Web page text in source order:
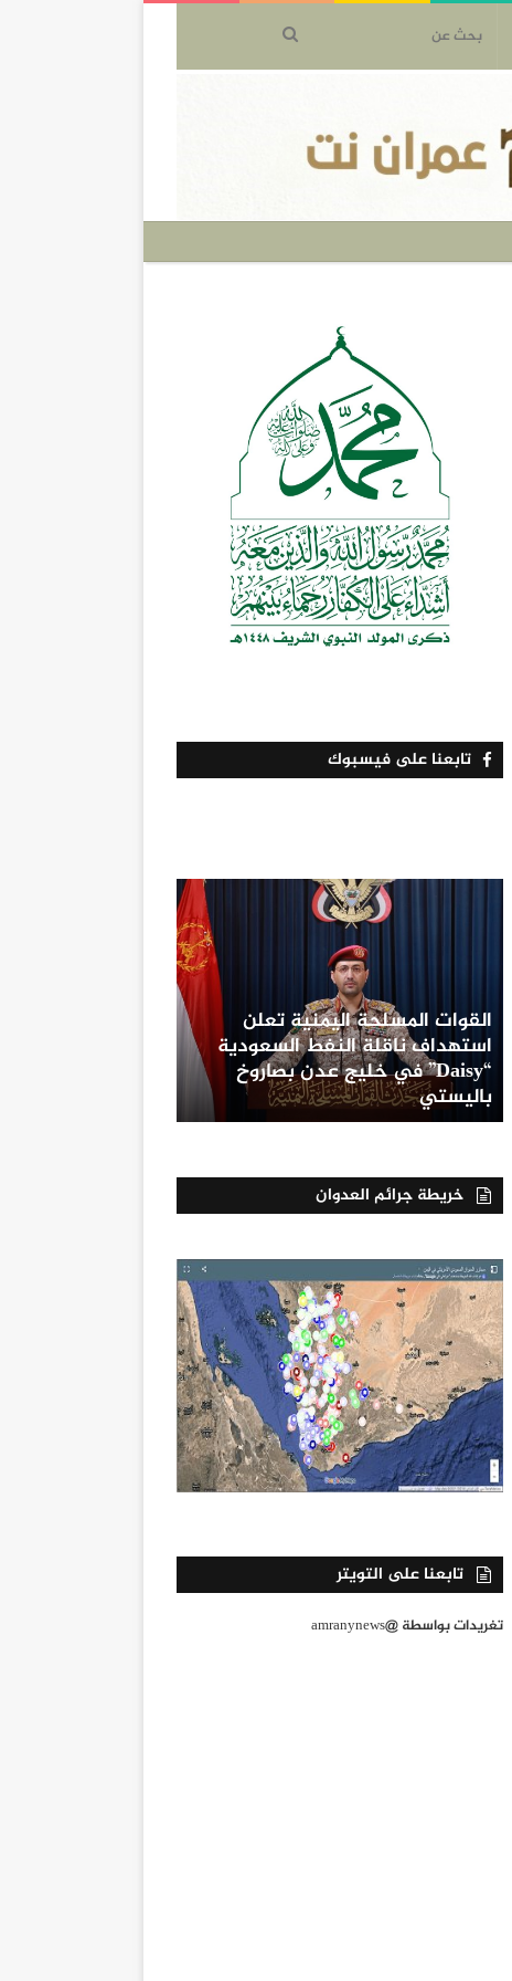
تابعنا على فيسبوك
القوات المسلحة اليمنية تعلن
استهداف ناقلة النفط السعودية
“Daisy” في خليج عدن بصاروخ
باليستي
خريطة جرائم العدوان
تابعنا على التويتر
تغريدات بواسطة @amranynews